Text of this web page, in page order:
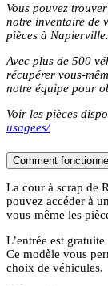
Vous pouvez
notre inventaire de
pièces à Napierville.
Avec plus de 500
récupérer vous-
notre équipe pour
Voir les pièces
usagees/
Comment
La cour à scrap de
pouvez accéder à
vous-même les
L’entrée est
Ce modèle vous
choix de véhicules.